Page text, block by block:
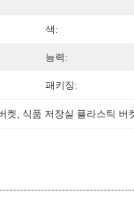
색:
능력:
패키징:
켓 식품 저장실 플라스틱 버